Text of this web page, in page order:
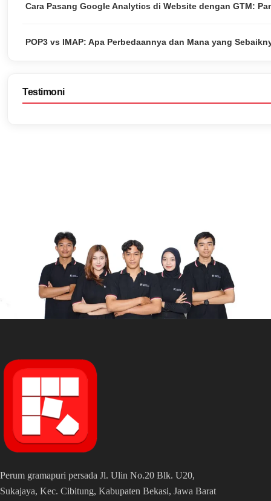
Cara Pasang Google Analytics di Website dengan GTM:
POP3 vs IMAP: Apa Perbedaannya dan Mana yang
Testimoni
Perum gramapuri persada Jl. Ulin No.20 Blk. U20,
Sukajaya, Kec. Cibitung, Kabupaten Bekasi, Jawa Barat